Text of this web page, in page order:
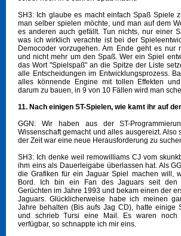
SH3: Ich glaube es macht einfach Spaß Spiele
man selber spielen möchte, und man auf dem
es anderen auch gefällt. Tun nichts, nur einer
was ich wirklich verachte ist bei der
Democoder vorzugehen. Am Ende geht es nur
und nicht mehr um den Spaß. Wer ein Spiel
das Wort "Spielspaß" an die Spitze der Liste
alle Entscheidungen im Entwicklungsprozess.
alles könnende Engine mit tollen Effekten
darum zu bauen, in 9 von 10 Fällen wird man
11. Nach einigen ST-Spielen, wie kamt ihr auf
GGN: Wir haben aus der ST-
Wissenschaft gemacht und alles ausgereizt. Also
der Zeit war eine neue Herausforderung zu
SH3: Ich denke weil remowilliams CJ vom
ihm eins als Dauerleigabe überlassen hat. Als
die Grafiken für ein Jaguar Spiel machen will,
Bord. Ich bin ein Fan des Jaguars seit den
Gerüchten im Jahre 1993 und bekam einen der
Jaguars. Glücklicherweise habe ich meinen
Jahre behalten (Bis aufs Jag CD), hatte einige
und schrieb Tursi eine Mail. Es waren noch
verfügbar, so schnappte ich mir eins.